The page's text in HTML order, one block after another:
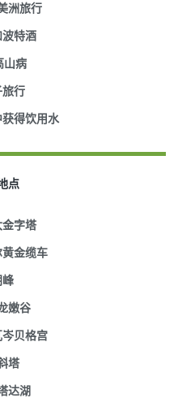
洲旅行
特酒
山病
旅行
得饮用水
点
字塔
金缆车
峰
嫩谷
贝格宫
塔
达湖